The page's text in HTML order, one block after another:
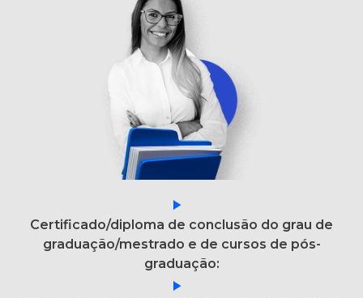
Certificado/diploma de conclusão do grau de
graduação/mestrado e de cursos de pós-
graduação: